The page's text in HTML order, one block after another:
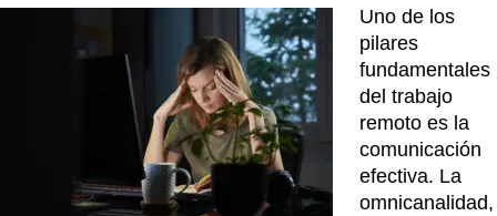
Uno de los
pilares
fundamentales
del trabajo
remoto es la
comunicación
efectiva. La
omnicanalidad,